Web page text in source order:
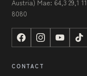
Austria) Mae: 64,3 29,1
8080
CONTACT